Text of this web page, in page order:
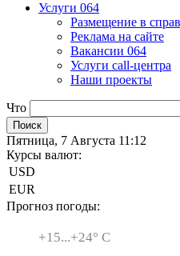
Услуги 064
Размещение в
Реклама на сайте
Вакансии 064
Услуги call-центра
Наши проекты
Что
Пятница, 7 Августа 11:12
Курсы валют:
USD
EUR
Прогноз погоды:
+15...+24° C